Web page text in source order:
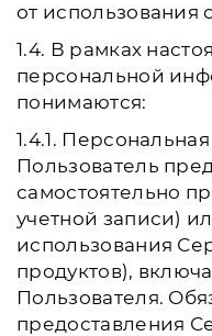
от использования
1.4. В рамках
персональной
понимаются:
1.4.1.
Пользователь
самостоятельно
учетной записи)
использования
продуктов),
Пользователя.
предоставления